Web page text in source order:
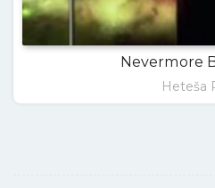
Nevermore
Heteša